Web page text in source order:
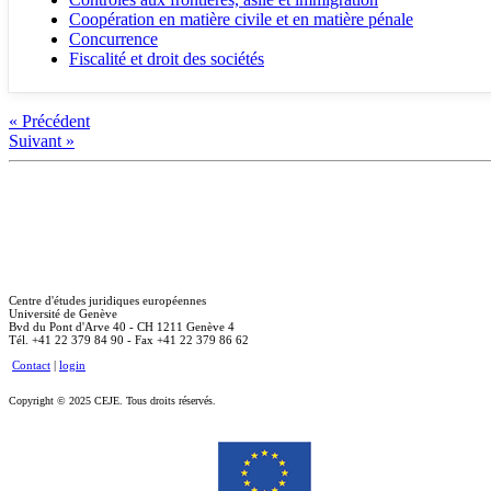
Coopération en matière civile et en matière pénale
Concurrence
Fiscalité et droit des sociétés
« Précédent
Suivant »
Centre d'études juridiques européennes
Université de Genève
Bvd du Pont d'Arve 40 - CH 1211 Genève 4
Tél. +41 22 379 84 90 - Fax +41 22 379 86 62
Contact
login
Copyright © 2025 CEJE. Tous droits réservés.